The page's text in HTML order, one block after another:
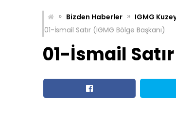
» Bizden Haberler » IGMG
01-İsmail Satır (IGMG Bölge Başkanı)
01-İsmail